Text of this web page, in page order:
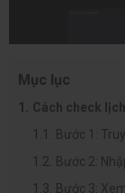
Mục lục
Cách check
Bước 1:
Bước 2:
Bước 3: